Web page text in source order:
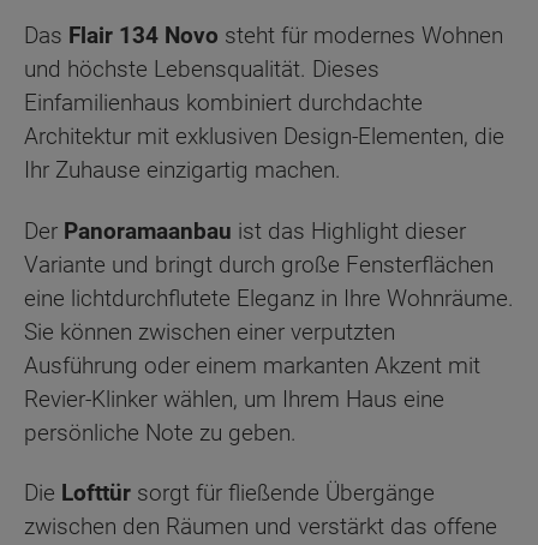
Das Flair 134 Novo steht für modernes Wohnen
und höchste Lebensqualität. Dieses
Einfamilienhaus kombiniert durchdachte
Architektur mit exklusiven Design-Elementen, die
Ihr Zuhause einzigartig machen.
Der Panoramaanbau ist das Highlight dieser
Variante und bringt durch große Fensterflächen
eine lichtdurchflutete Eleganz in Ihre Wohnräume.
Sie können zwischen einer verputzten
Ausführung oder einem markanten Akzent mit
Revier-Klinker wählen, um Ihrem Haus eine
persönliche Note zu geben.
Die Lofttür sorgt für fließende Übergänge
zwischen den Räumen und verstärkt das offene